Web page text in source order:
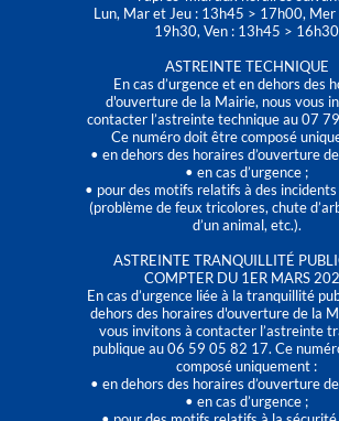
Lun, Mar et Jeu : 13h45 > 17h00,
19h30, Ven : 13h45 > 16h30
ASTREINTE TECHNIQUE
En cas d’urgence et en dehors des
d'ouverture de la Mairie, nous vous
contacter l’astreinte technique au 07
Ce numéro doit être composé
• en dehors des horaires d’ouverture
• en cas d’urgence ;
• pour des motifs relatifs à des
(problème de feux tricolores, chute
d’un animal, etc.).
ASTREINTE TRANQUILLITÉ
COMPTER DU 1ER MARS
En cas d’urgence liée à la tranquillité
dehors des horaires d'ouverture de la
vous invitons à contacter l’astreinte
publique au 06 59 05 82 17. Ce
composé uniquement :
• en dehors des horaires d’ouverture
• en cas d’urgence ;